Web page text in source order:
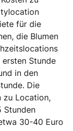
für die
die Blumen
Stunde
in den
Die
zu Location,
Stunden
30-40 Euro